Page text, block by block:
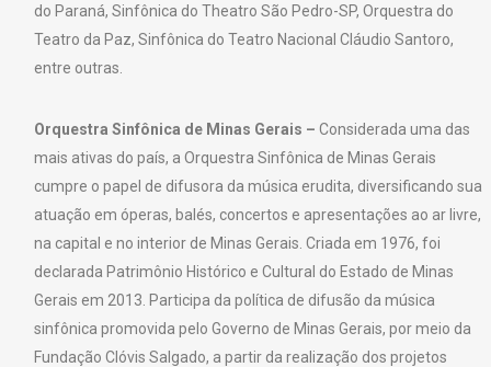
do Paraná, Sinfônica do Theatro São Pedro-SP, Orquestra do
Teatro da Paz, Sinfônica do Teatro Nacional Cláudio Santoro,
entre outras.
Orquestra Sinfônica de Minas Gerais – Considerada uma das
mais ativas do país, a Orquestra Sinfônica de Minas Gerais
cumpre o papel de difusora da música erudita, diversificando sua
atuação em óperas, balés, concertos e apresentações ao ar livre,
na capital e no interior de Minas Gerais. Criada em 1976, foi
declarada Patrimônio Histórico e Cultural do Estado de Minas
Gerais em 2013. Participa da política de difusão da música
sinfônica promovida pelo Governo de Minas Gerais, por meio da
Fundação Clóvis Salgado, a partir da realização dos projetos